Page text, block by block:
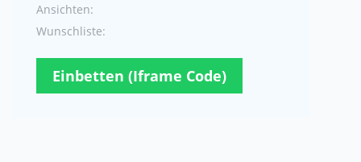
Ansichten:
Wunschliste:
Einbetten (Iframe Code)